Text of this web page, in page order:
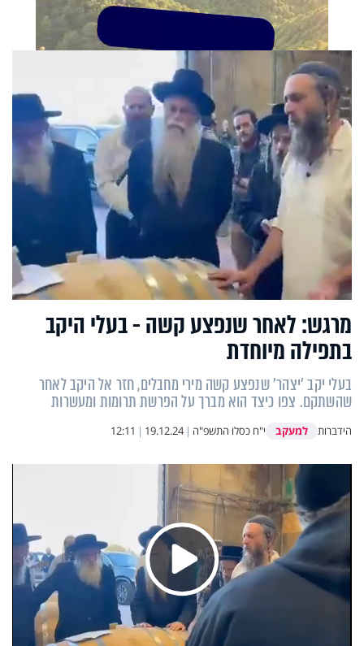
מרגש: לאחר שנפצע קשה - בעלי היקב
בתפילה מיוחדת
בעלי יקב 'יצהר' שנפצע קשה מירי מחבלים, חזר אל היקב לאחר
שהשתקם. צפו כיצד הוא מברך על הפרשת תרומות ומעשרות
הידברות למעקב י"ח כסלו התשפ"ה |
19.12.24
|
12:11
Play